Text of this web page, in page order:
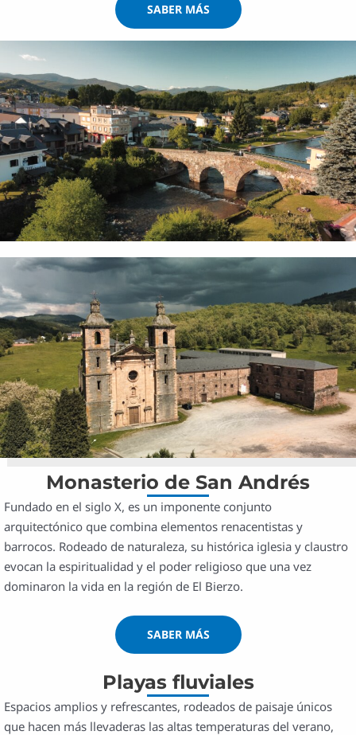
SABER MÁS
Monasterio de San Andrés
Fundado en el siglo X, es un imponente conjunto
arquitectónico que combina elementos renacentistas y
barrocos. Rodeado de naturaleza, su histórica iglesia y claustro
evocan la espiritualidad y el poder religioso que una vez
dominaron la vida en la región de El Bierzo.
SABER MÁS
Playas fluviales
Espacios amplios y refrescantes, rodeados de paisaje únicos
que hacen más llevaderas las altas temperaturas del verano,